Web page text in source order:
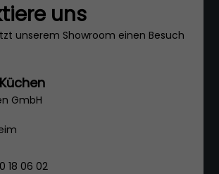
uns
unserem Showroom einen Besuch
GmbH
18 06 02